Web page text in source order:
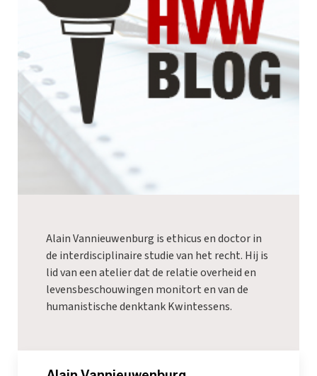
Alain Vannieuwenburg is ethicus en doctor in
de interdisciplinaire studie van het recht. Hij is
lid van een atelier dat de relatie overheid en
levensbeschouwingen monitort en van de
humanistische denktank Kwintessens.